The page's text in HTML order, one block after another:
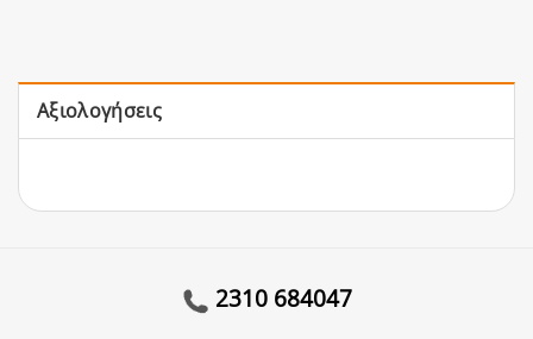
Αξιολογήσεις
2310 684047